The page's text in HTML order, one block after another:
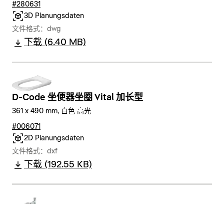
#280631
3D Planungsdaten
文件格式：dwg
下载 (6.40 MB)
D-Code 坐便器坐圈 Vital 加长型
361 x 490 mm, 白色 高光
#006071
2D Planungsdaten
文件格式：dxf
下载 (192.55 KB)